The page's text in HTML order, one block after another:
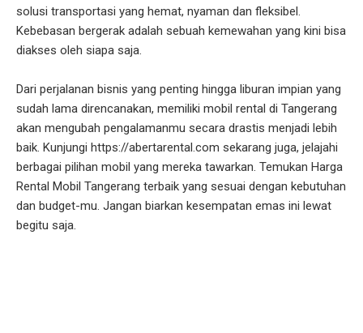
solusi transportasi yang hemat, nyaman dan fleksibel.
Kebebasan bergerak adalah sebuah kemewahan yang kini bisa
diakses oleh siapa saja.
Dari perjalanan bisnis yang penting hingga liburan impian yang
sudah lama direncanakan, memiliki mobil rental di Tangerang
akan mengubah pengalamanmu secara drastis menjadi lebih
baik. Kunjungi https://abertarental.com sekarang juga, jelajahi
berbagai pilihan mobil yang mereka tawarkan. Temukan Harga
Rental Mobil Tangerang terbaik yang sesuai dengan kebutuhan
dan budget-mu. Jangan biarkan kesempatan emas ini lewat
begitu saja.